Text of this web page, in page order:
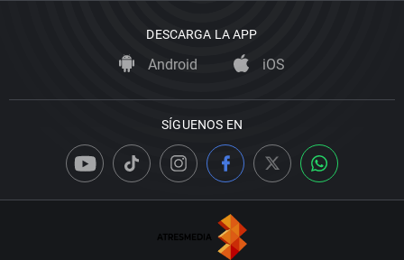
DESCARGA LA APP
Android iOS
SÍGUENOS EN